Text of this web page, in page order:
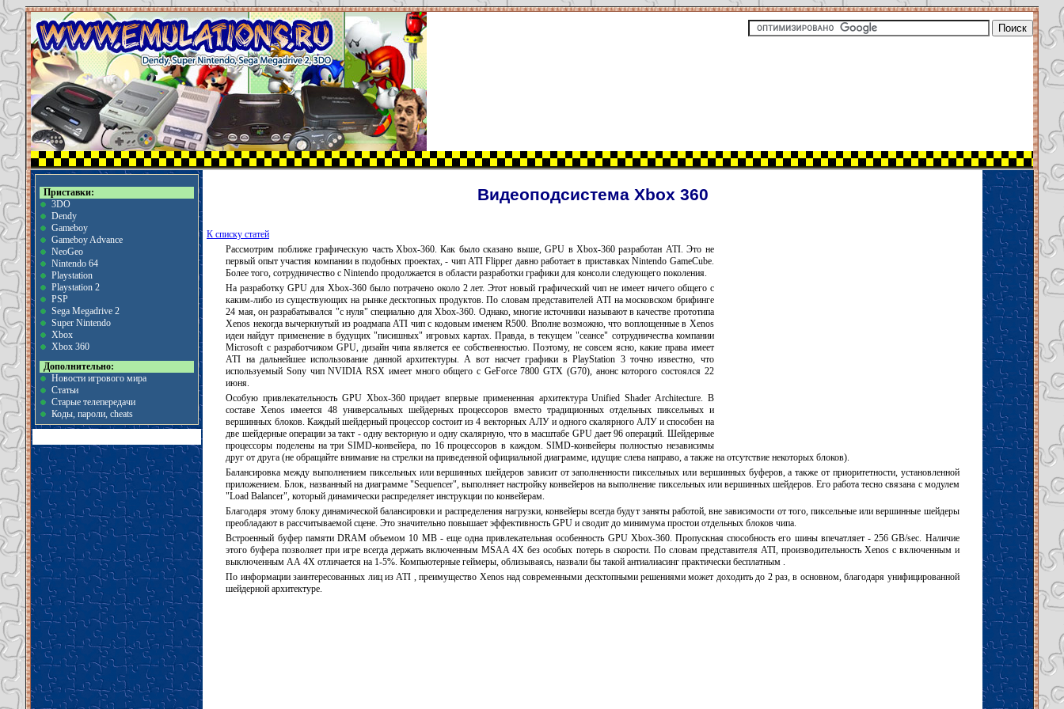
Приставки:
3DO
Dendy
Gameboy
Gameboy Advance
NeoGeo
Nintendo 64
Playstation
Playstation 2
PSP
Sega Megadrive 2
Super Nintendo
Xbox
Xbox 360
Дополнительно:
Новости игрового мира
Статьи
Старые телепередачи
Коды, пароли, cheats
Видеоподсистема Xbox 360
К списку статей
Рассмотрим поближе графическую часть Xbox-360. Как было сказано выше, GPU в Xbox-360 разработан ATI. Это не
первый опыт участия компании в подобных проектах, - чип ATI Flipper давно работает в приставках Nintendo GameCube.
Более того, сотрудничество с Nintendo продолжается в области разработки графики для консоли следующего поколения.
На разработку GPU для Xbox-360 было потрачено около 2 лет. Этот новый графический чип не имеет ничего общего с
каким-либо из существующих на рынке десктопных продуктов. По словам представителей ATI на московском брифинге
24 мая, он разрабатывался "с нуля" специально для Xbox-360. Однако, многие источники называют в качестве прототипа
Xenos некогда вычеркнутый из роадмапа ATI чип с кодовым именем R500. Вполне возможно, что воплощенные в Xenos
идеи найдут применение в будущих "писишных" игровых картах. Правда, в текущем "сеансе" сотрудничества компании
Microsoft с разработчиком GPU, дизайн чипа является ее собственностью. Поэтому, не совсем ясно, какие права имеет
ATI на дальнейшее использование данной архитектуры. А вот насчет графики в PlayStation 3 точно известно, что
используемый Sony чип NVIDIA RSX имеет много общего с GeForce 7800 GTX (G70), анонс которого состоялся 22
июня.
Особую привлекательность GPU Xbox-360 придает впервые примененная архитектура Unified Shader Architecture. В
составе Xenos имеется 48 универсальных шейдерных процессоров вместо традиционных отдельных пиксельных и
вершинных блоков. Каждый шейдерный процессор состоит из 4 векторных АЛУ и одного скалярного АЛУ и способен на
две шейдерные операции за такт - одну векторную и одну скалярную, что в масштабе GPU дает 96 операций. Шейдерные
процессоры поделены на три SIMD-конвейера, по 16 процессоров в каждом. SIMD-конвейеры полностью независимы
друг от друга (не обращайте внимание на стрелки на приведенной официальной диаграмме, идущие слева направо, а также на отсутствие некоторых блоков).
Балансировка между выполнением пиксельных или вершинных шейдеров зависит от заполненности пиксельных или вершинных буферов, а также от приоритетности, установленной
приложением. Блок, названный на диаграмме "Sequencer", выполняет настройку конвейеров на выполнение пиксельных или вершинных шейдеров. Его работа тесно связана с модулем
"Load Balancer", который динамически распределяет инструкции по конвейерам.
Благодаря этому блоку динамической балансировки и распределения нагрузки, конвейеры всегда будут заняты работой, вне зависимости от того, пиксельные или вершинные шейдеры
преобладают в рассчитываемой сцене. Это значительно повышает эффективность GPU и сводит до минимума простои отдельных блоков чипа.
Встроенный буфер памяти DRAM объемом 10 MB - еще одна привлекательная особенность GPU Xbox-360. Пропускная способность его шины впечатляет - 256 GB/sec. Наличие
этого буфера позволяет при игре всегда держать включенным MSAA 4X без особых потерь в скорости. По словам представителя ATI, производительность Xenos с включенным и
выключенным АА 4X отличается на 1-5%. Компьютерные геймеры, облизываясь, назвали бы такой антиалиасинг практически бесплатным .
По информации заинтересованных лиц из ATI , преимущество Xenos над современными десктопными решениями может доходить до 2 раз, в основном, благодаря унифицированной
шейдерной архитектуре.